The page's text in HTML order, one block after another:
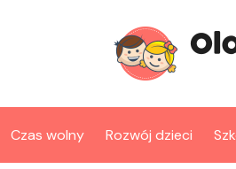
Czas wolny Rozwój dzieci